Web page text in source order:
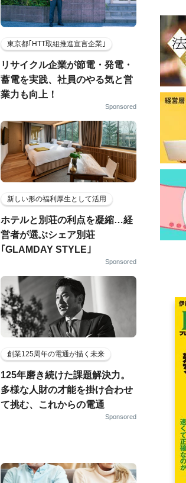
東京都｢HTT取組推進宣言企業｣
リサイクル企業が節電・発電・
蓄電を実践、社員のやる気と営
業力も向上！
Sponsored
新しい形の福利厚生として活用
ホテルと別荘の利点を凝縮…経
営者が選ぶシェア別荘
｢GLAMDAY STYLE｣
Sponsored
創業125周年の電通が描く未来
125年磨き続けた課題解決力。
多様な人財の才能を掛け合わせ
て挑む、これからの電通
Sponsored